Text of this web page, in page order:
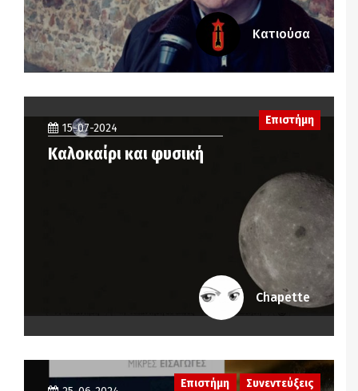
Κατιούσα
15-07-2024
Καλοκαίρι και φυσική
Επιστήμη
Chapette
Επιστήμη Συνεντεύξεις